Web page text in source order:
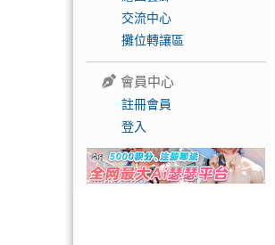
交流中心
攤位轉讓區
會員中心
註冊會員
登入